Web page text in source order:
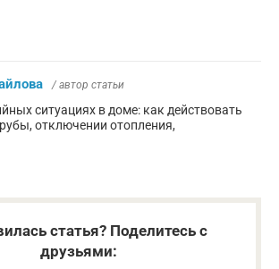
/ автор статьи
ситуациях в доме: как действовать
отключении отопления,
статья? Поделитесь с
друзьями: